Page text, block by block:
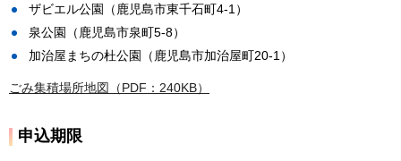
ザビエル公園（鹿児島市東千石町4-1）
泉公園（鹿児島市泉町5-8）
加治屋まちの杜公園（鹿児島市加治屋町20-1）
ごみ集積場所地図（PDF：240KB）
申込期限